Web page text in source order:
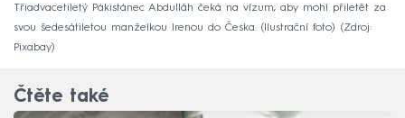
Třiadvacetiletý Pákistánec Abdulláh čeká na vízum, aby mohl přiletět za
svou šedesátiletou manželkou Irenou do Česka. (Ilustrační foto)
Zdroj:
Pixabay
Čtěte také